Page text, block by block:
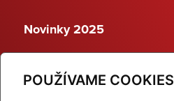
POUŽÍVAME COOKIES
Novinky 2025
Dynamické termostatické ventily